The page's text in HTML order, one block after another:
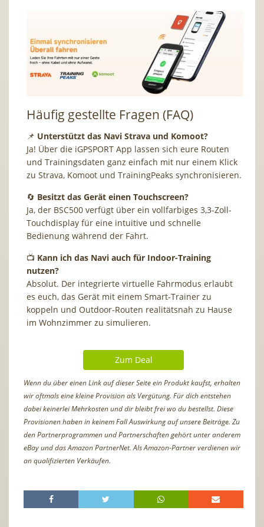
Häufig gestellte Fragen (FAQ)
📌 Unterstützt das Navi Strava und Komoot?
Ja! Über die iGPSPORT App lassen sich eure Routen
und Trainingsdaten ganz einfach mit nur einem Klick
zu Strava, Komoot und TrainingPeaks synchronisieren.
🔄 Besitzt das Gerät einen Touchscreen?
Ja, der BSC500 verfügt über ein vollfarbiges 3,3-Zoll-
Touchdisplay für eine intuitive und schnelle
Bedienung während der Fahrt.
📺 Kann ich das Navi auch für Indoor-Training
nutzen?
Absolut. Der integrierte virtuelle Fahrmodus erlaubt
es euch, das Gerät mit einem Smart-Trainer zu
koppeln und Outdoor-Routen realitätsnah zu Hause
im Wohnzimmer zu simulieren.
Zum Deal
Wenn du über einen Link auf dieser Seite ein Produkt kaufst, erhalten
wir oftmals eine kleine Provision als Vergütung. Für dich entstehen
dabei keinerlei Mehrkosten und dir bleibt frei wo du bestellst. Diese
Provisionen haben in keinem Fall Auswirkung auf unsere Beiträge. Zu
den Partnerprogrammen und Partnerschaften gehört unter anderem
eBay und das Amazon PartnerNet. Als Amazon-Partner verdienen wir
an qualifizierten Verkäufen.